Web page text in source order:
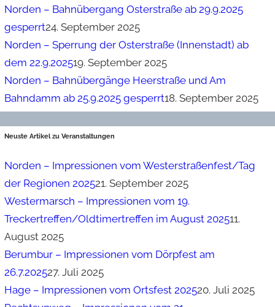
Norden – Bahnübergang Osterstraße ab 29.9.2025
gesperrt24. September 2025
Norden – Sperrung der Osterstraße (Innenstadt) ab
dem 22.9.202519. September 2025
Norden – Bahnübergänge Heerstraße und Am
Bahndamm ab 25.9.2025 gesperrt18. September 2025
Neuste Artikel zu Veranstaltungen
Norden – Impressionen vom Westerstraßenfest/Tag
der Regionen 202521. September 2025
Westermarsch – Impressionen vom 19.
Treckertreffen/Oldtimertreffen im August 202511.
August 2025
Berumbur – Impressionen vom Dörpfest am
26.7.202527. Juli 2025
Hage – Impressionen vom Ortsfest 202520. Juli 2025